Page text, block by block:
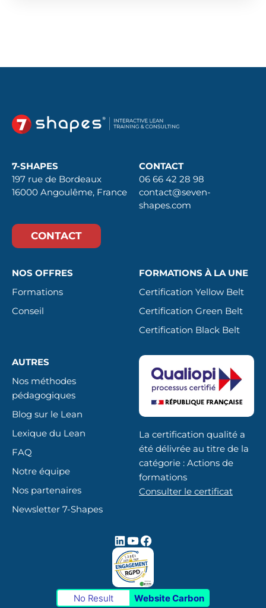
7-SHAPES
197 rue de Bordeaux
16000 Angoulême, France
CONTACT
06 66 42 28 98
contact@seven-
shapes.com
CONTACT
NOS OFFRES
Formations
Conseil
FORMATIONS À LA UNE
Certification Yellow Belt
Certification Green Belt
Certification Black Belt
AUTRES
Nos méthodes
pédagogiques
Blog sur le Lean
Lexique du Lean
FAQ
Notre équipe
Nos partenaires
Newsletter 7-Shapes
La certification qualité a
été délivrée au titre de la
catégorie : Actions de
formations
Consulter le certificat
No Result Website Carbon